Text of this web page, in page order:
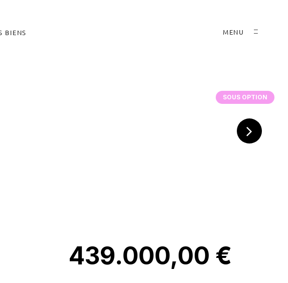
BIENS MENU
SOUS OPTION
439.000,00 €